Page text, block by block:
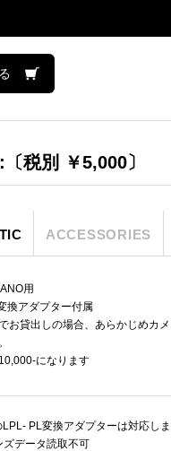
税別 ￥5,000〕
ACCESSORIES
用
換アダプター付属
お貸出しの場合、あらかじめカ
になります
PL変換アダプターは対応しま
データ読取不可